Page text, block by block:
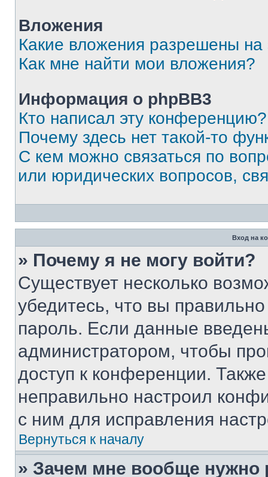
Вложения
Какие вложения разрешены
Как мне найти мои вложения?
Информация о phpBB3
Кто написал эту конференцию?
Почему здесь нет такой-то
С кем можно связаться по
или юридических вопросов,
Вход на
» Почему я не могу войти?
Существует несколько
убедитесь, что вы
пароль. Если данные
администратором, чтобы
доступ к конференции.
неправильно настроил
с ним для исправления
Вернуться к началу
» Зачем мне вообще нужно